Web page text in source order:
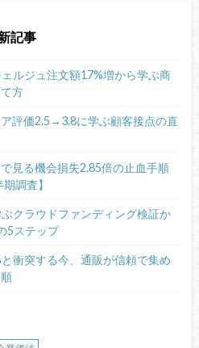
記事
ルジュ注文額17%増から学ぶ商
方
評価2.5→3.8に学ぶ顧客接点の直
見る機会損失2.85倍の止血手順
調査】
クラウドファンディング検証か
5ステップ
衝突する今、通販が信頼で集め